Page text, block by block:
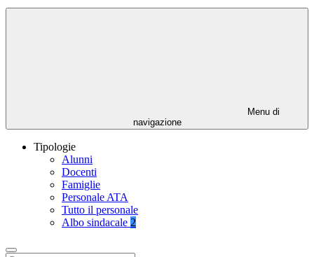
Menu di
navigazione
Tipologie
Alunni
Docenti
Famiglie
Personale ATA
Tutto il personale
Albo sindacale 2